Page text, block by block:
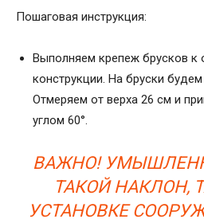
Пошаговая инструкция:
Выполняем крепеж брусков
конструкции. На бруски
Отмеряем от верха 26 см и
углом 60°.
ВАЖНО!
ТАКОЙ НАКЛОН,
УСТАНОВКЕ